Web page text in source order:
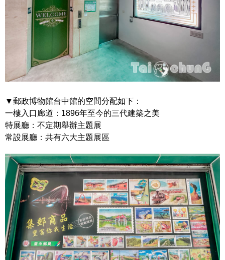
▼郵政博物館台中館的空間分配如下：
一樓入口廊道：1896年至今的三代建築之美
特展廳：不定期舉辦主題展
常設展廳：共有六大主題展區